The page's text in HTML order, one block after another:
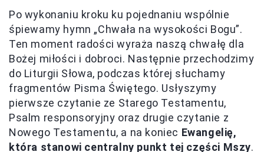
Po wykonaniu kroku ku pojednaniu wspólnie
śpiewamy hymn „Chwała na wysokości Bogu”.
Ten moment radości wyraża naszą chwałę dla
Bożej miłości i dobroci. Następnie przechodzimy
do Liturgii Słowa, podczas której słuchamy
fragmentów Pisma Świętego. Usłyszymy
pierwsze czytanie ze Starego Testamentu,
Psalm responsoryjny oraz drugie czytanie z
Nowego Testamentu, a na koniec Ewangelię,
która stanowi centralny punkt tej części Mszy.